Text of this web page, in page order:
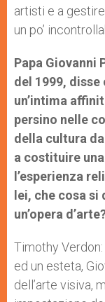
artisti e a
un po’
Papa Giovanni
del 1999, disse
un’intima
persino nelle
della cultura
a costituire
l’esperienza
lei, che cosa
un’opera
Timothy
ed un esteta,
dell’arte visiva,